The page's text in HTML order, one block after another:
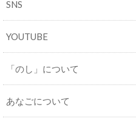
SNS
YOUTUBE
「のし」について
あなごについて